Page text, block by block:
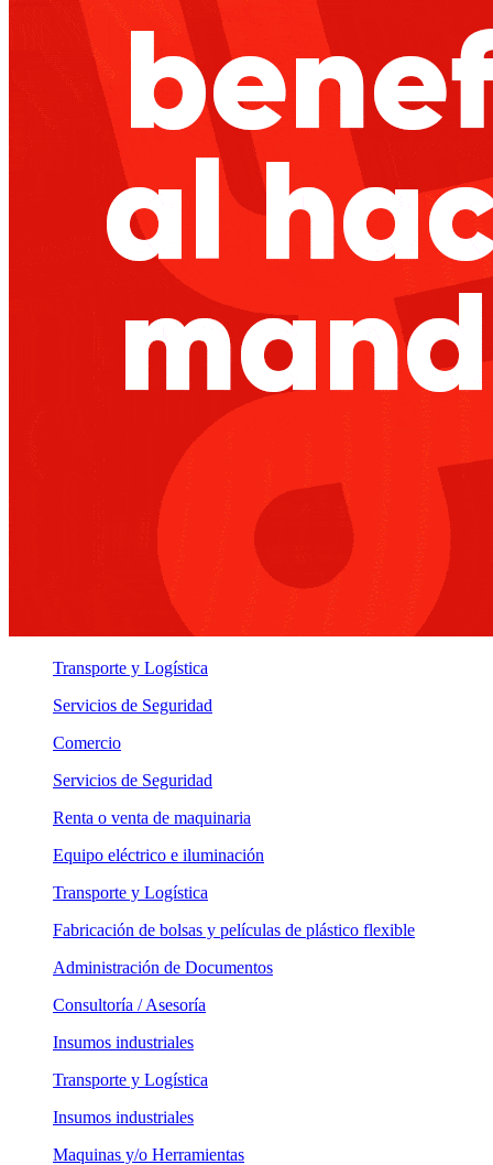
Transporte y Logística
Servicios de Seguridad
Comercio
Servicios de Seguridad
Renta o venta de maquinaria
Equipo eléctrico e iluminación
Transporte y Logística
Fabricación de bolsas y películas de plástico flexible
Administración de Documentos
Consultoría / Asesoría
Insumos industriales
Transporte y Logística
Insumos industriales
Maquinas y/o Herramientas